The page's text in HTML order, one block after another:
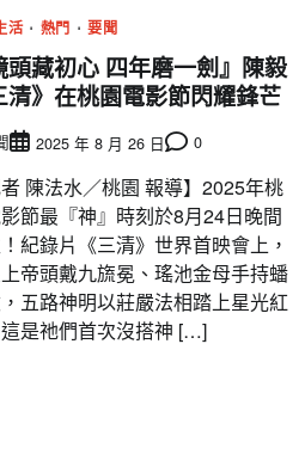
活 熱門 要聞
頭藏初心 四年磨一劍』陳毅
清》在桃園電影節閃耀鋒芒
2025 年 8 月 26 日 0
者 陳法水／桃園 報導】2025年桃
節最『神』時刻於8月24日晚間
紀錄片《三清》世界首映會上，
帝頭戴九旒冕、瑤池金母手持蟠
五路神明以莊嚴法相踏上星光紅
是祂們首次沒搭神 […]